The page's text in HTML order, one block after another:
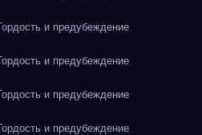
и предубеждение
и предубеждение
и предубеждение
и предубеждение